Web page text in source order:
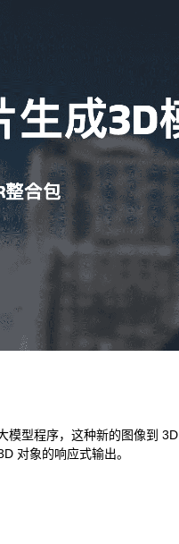
型程序，这种新的图像到
对象的响应式输出。